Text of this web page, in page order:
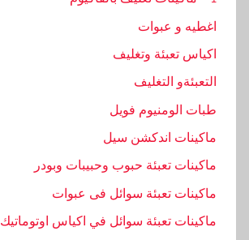
اغطيه و عبوات
اكياس تعبئة وتغليف
التعبئةو التغليف
طبات الومنيوم فويل
ماكينات اندكشن سيل
ماكينات تعبئة حبوب وحبيبات وبودر
ماكينات تعبئة سوائل فى عبوات
ماكينات تعبئة سوائل في اكياس اوتوماتيك